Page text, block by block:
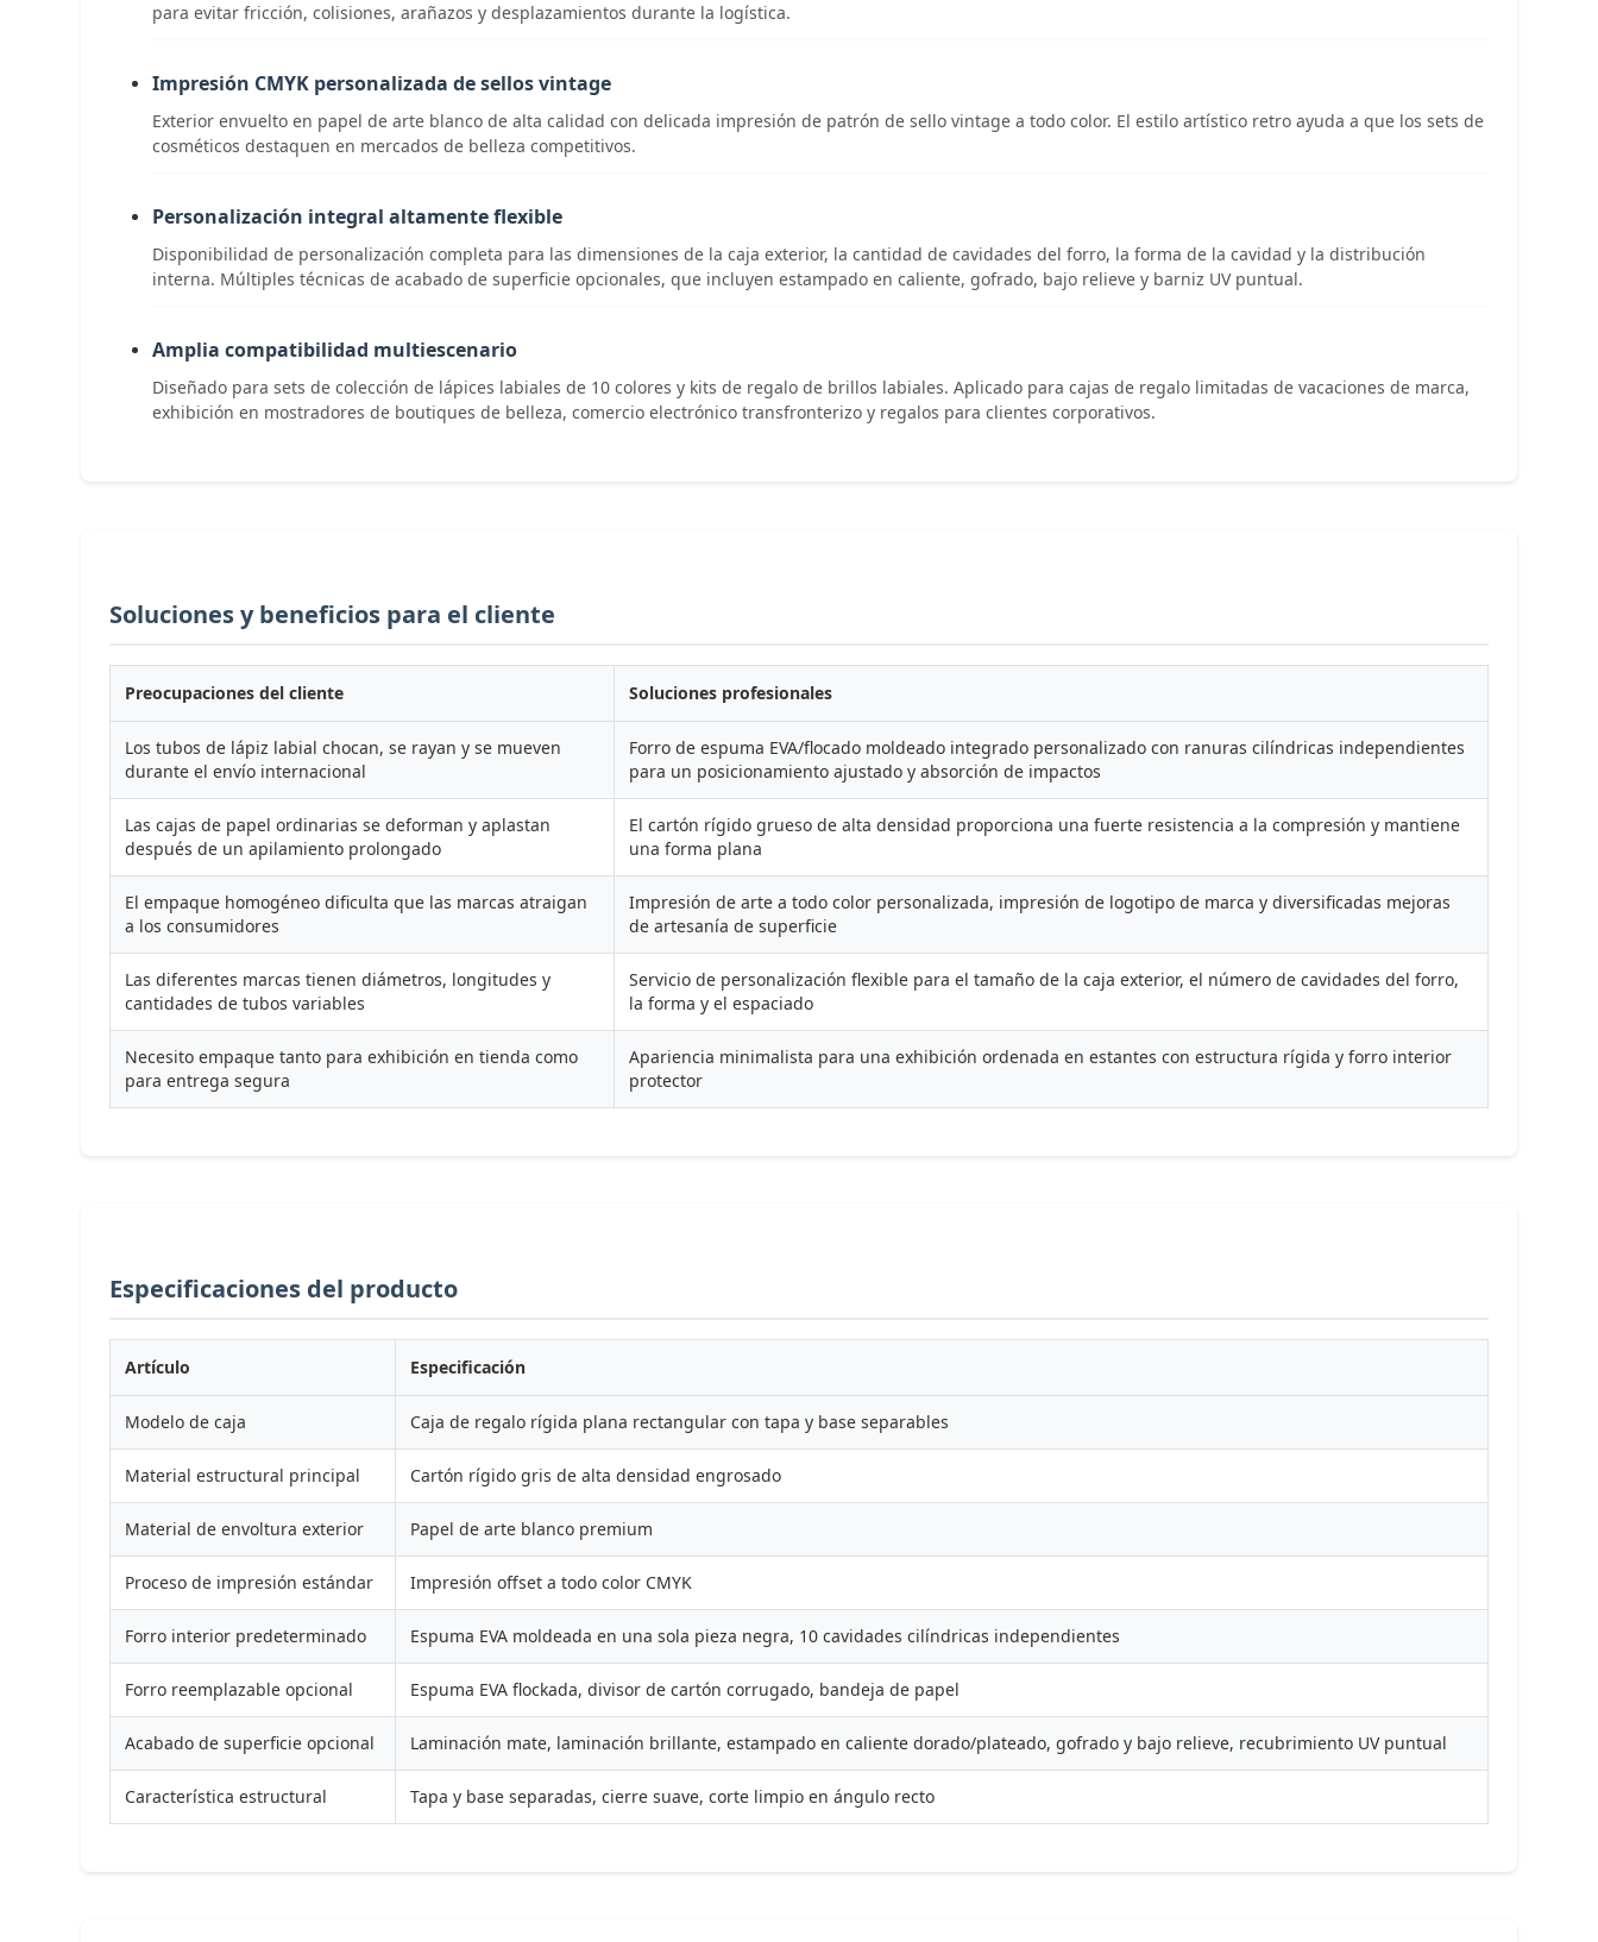
para evitar fricción, colisiones, arañazos y desplazamientos durante la logística.
Impresión CMYK personalizada de sellos vintage
Exterior envuelto en papel de arte blanco de alta calidad con delicada impresión de patrón de sello vintage a todo color. El estilo artístico retro ayuda a que los sets de
cosméticos destaquen en mercados de belleza competitivos.
Personalización integral altamente flexible
Disponibilidad de personalización completa para las dimensiones de la caja exterior, la cantidad de cavidades del forro, la forma de la cavidad y la distribución
interna. Múltiples técnicas de acabado de superficie opcionales, que incluyen estampado en caliente, gofrado, bajo relieve y barniz UV puntual.
Amplia compatibilidad multiescenario
Diseñado para sets de colección de lápices labiales de 10 colores y kits de regalo de brillos labiales. Aplicado para cajas de regalo limitadas de vacaciones de marca,
exhibición en mostradores de boutiques de belleza, comercio electrónico transfronterizo y regalos para clientes corporativos.
Soluciones y beneficios para el cliente
Preocupaciones del cliente Soluciones profesionales
Los tubos de lápiz labial chocan, se rayan y se mueven
durante el envío internacional
Forro de espuma EVA/flocado moldeado integrado personalizado con ranuras cilíndricas independientes
para un posicionamiento ajustado y absorción de impactos
Las cajas de papel ordinarias se deforman y aplastan
después de un apilamiento prolongado
El cartón rígido grueso de alta densidad proporciona una fuerte resistencia a la compresión y mantiene
una forma plana
El empaque homogéneo dificulta que las marcas atraigan
a los consumidores
Impresión de arte a todo color personalizada, impresión de logotipo de marca y diversificadas mejoras
de artesanía de superficie
Las diferentes marcas tienen diámetros, longitudes y
cantidades de tubos variables
Servicio de personalización flexible para el tamaño de la caja exterior, el número de cavidades del forro,
la forma y el espaciado
Necesito empaque tanto para exhibición en tienda como
para entrega segura
Apariencia minimalista para una exhibición ordenada en estantes con estructura rígida y forro interior
protector
Especificaciones del producto
Artículo Especificación
Modelo de caja Caja de regalo rígida plana rectangular con tapa y base separables
Material estructural principal Cartón rígido gris de alta densidad engrosado
Material de envoltura exterior Papel de arte blanco premium
Proceso de impresión estándar Impresión offset a todo color CMYK
Forro interior predeterminado Espuma EVA moldeada en una sola pieza negra, 10 cavidades cilíndricas independientes
Forro reemplazable opcional Espuma EVA flockada, divisor de cartón corrugado, bandeja de papel
Acabado de superficie opcional Laminación mate, laminación brillante, estampado en caliente dorado/plateado, gofrado y bajo relieve, recubrimiento UV puntual
Característica estructural Tapa y base separadas, cierre suave, corte limpio en ángulo recto